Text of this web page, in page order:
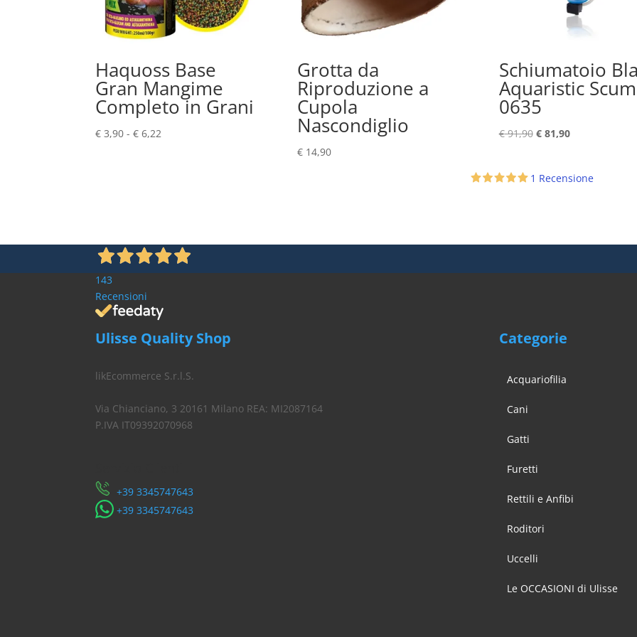
Haquoss Base
Gran Mangime
Completo in Grani
€ 3,90 - € 6,22
Grotta da
Riproduzione a
Cupola
Nascondiglio
€14,90
Schiumatoio
Aquaristic
0635
€91,90 Il
era:
€81,90Il
è:
1 Recensione
143
Recensioni
Ulisse Quality Shop
likEcommerce S.r.l.S.
Via Chianciano, 3 20161 Milano REA: MI2087164
P.IVA IT09392070968
​+39 3345747643
​+39 3345747643
Categorie
Acquariofilia
Cani
Gatti
Furetti
Rettili e Anfibi
Roditori
Uccelli
Le OCCASIONI di Ulisse